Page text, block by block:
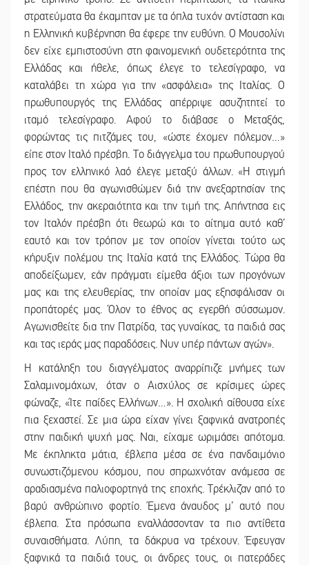
στρατεύματα θα έκαμπταν με τα όπλα τυχόν αντίσταση και
η Ελληνική κυβέρνηση θα έφερε την ευθύνη. Ο Μουσολίνι
δεν είχε εμπιστοσύνη στη φαινομενική ουδετερότητα της
Ελλάδας και ήθελε, όπως έλεγε το τελεσίγραφο, να
καταλάβει τη χώρα για την «ασφάλεια» της Ιταλίας. Ο
πρωθυπουργός της Ελλάδας απέρριψε ασυζητητεί το
ιταμό τελεσίγραφο. Αφού το διάβασε ο Μεταξάς,
φορώντας τις πιτζάμες του, «ώστε έχομεν πόλεμον…»
είπε στον Ιταλό πρέσβη. Το διάγγελμα του πρωθυπουργού
προς τον ελληνικό λαό έλεγε μεταξύ άλλων. «Η στιγμή
επέστη που θα αγωνισθώμεν διά την ανεξαρτησίαν της
Ελλάδος, την ακεραιότητα και την τιμή της. Απήντησα εις
τον Ιταλόν πρέσβη ότι θεωρώ και το αίτημα αυτό καθ’
εαυτό και τον τρόπον με τον οποίον γίνεται τούτο ως
κήρυξιν πολέμου της Ιταλία κατά της Ελλάδος. Τώρα θα
αποδείξωμεν, εάν πράγματι είμεθα άξιοι των προγόνων
μας και της ελευθερίας, την οποίαν μας εξησφάλισαν οι
προπάτορές μας. Όλον το έθνος ας εγερθή σύσσωμον.
Αγωνισθείτε δια την Πατρίδα, τας γυναίκας, τα παιδιά σας
και τας ιεράς μας παραδόσεις. Νυν υπέρ πάντων αγών».
Η κατάληξη του διαγγέλματος αναρρίπιζε μνήμες των
Σαλαμινομάχων, όταν ο Αισχύλος σε κρίσιμες ώρες
φώναζε, «Ίτε παίδες Ελλήνων…». Η σχολική αίθουσα είχε
πια ξεχαστεί. Σε μια ώρα είχαν γίνει ξαφνικά ανατροπές
στην παιδική ψυχή μας. Ναι, είχαμε ωριμάσει απότομα.
Με έκπληκτα μάτια, έβλεπα μέσα σε ένα πανδαιμόνιο
συνωστιζόμενου κόσμου, που σπρωχνόταν ανάμεσα σε
αραδιασμένα παλιοφορτηγά της εποχής. Τρέκλιζαν από το
βαρύ ανθρώπινο φορτίο. Έμενα άναυδος μ’ αυτό που
έβλεπα. Στα πρόσωπα εναλλάσσονταν τα πιο αντίθετα
συναισθήματα. Λύπη, τα δάκρυα να τρέχουν. Έφευγαν
ξαφνικά τα παιδιά τους, οι άνδρες τους, οι πατεράδες